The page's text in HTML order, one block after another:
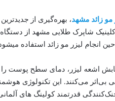
مو زائد مشهد، بهره‌گیری از
شاپرک طلایی مشهد از
انجام لیزر مو زائد استفاده
تابش اشعه لیزر، دمای سطح پوست
می‌کنند. این تکنولوژی
قدرتمند کولینگ های